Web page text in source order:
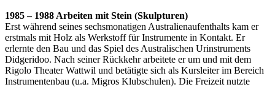
1985 – 1988 Arbeiten mit Stein (Skulpturen)
Erst während seines sechsmonatigen Australienaufenthalts kam er
erstmals mit Holz als Werkstoff für Instrumente in Kontakt. Er
erlernte den Bau und das Spiel des Australischen Urinstruments
Didgeridoo. Nach seiner Rückkehr arbeitete er um und mit dem
Rigolo Theater Wattwil und betätigte sich als Kursleiter im Bereich
Instrumentenbau (u.a. Migros Klubschulen). Die Freizeit nutzte